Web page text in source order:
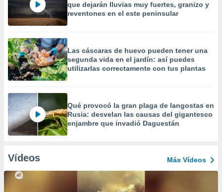
que dejarán lluvias muy fuertes, granizo y
reventones en el este peninsular
Las cáscaras de huevo pueden tener una
segunda vida en el jardín: así puedes
utilizarlas correctamente con tus plantas
Qué provocó la gran plaga de langostas en
Rusia: desvelan las causas del gigantesco
enjambre que invadió Daguestán
Vídeos Más Vídeos